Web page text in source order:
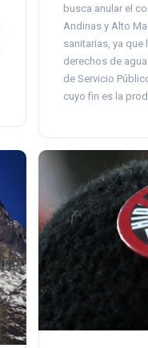
busca anular el
Andinas y Alto
sanitarias, ya que
derechos de
de Servicio
cuyo fin es la